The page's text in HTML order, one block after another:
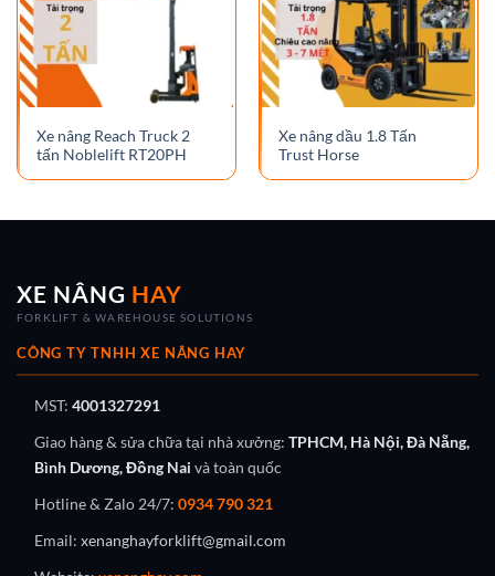
Xe nâng Reach Truck 2
tấn Noblelift RT20PH
Xe nâng dầu 1.8 Tấn
Trust Horse
XE NÂNG HAY
FORKLIFT & WAREHOUSE SOLUTIONS
CÔNG TY TNHH XE NÂNG HAY
MST: 4001327291
Giao hàng & sửa chữa tại nhà xưởng: TPHCM, Hà Nội, Đà Nẵng,
Bình Dương, Đồng Nai và toàn quốc
Hotline & Zalo 24/7: 0934 790 321
Email: xenanghayforklift@gmail.com